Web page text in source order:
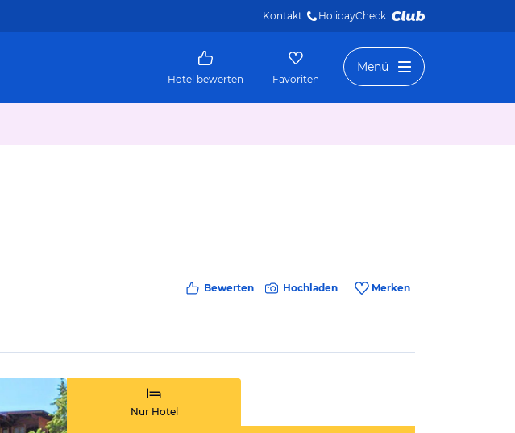
Kontakt HolidayCheck
Hotel bewerten Favoriten
Menü
Bewerten Hochladen Merken
Nur Hotel